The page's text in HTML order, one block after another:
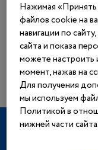
Нажимая «Принять
файлов cookie на
навигации по
сайта и показа
можете настроить
момент, нажав на
Для получения
мы используем
Политикой в
нижней части сайта.